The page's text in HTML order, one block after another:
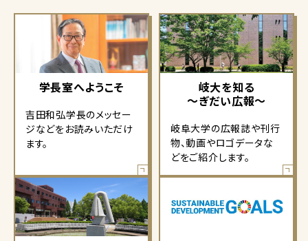
学長室へようこそ
吉田和弘学長のメッセー
ジなどをお読みいただけ
ます。
岐大を知る
～ぎだい広報～
岐阜大学の広報誌や刊行
物、動画やロゴデータな
どをご紹介します。